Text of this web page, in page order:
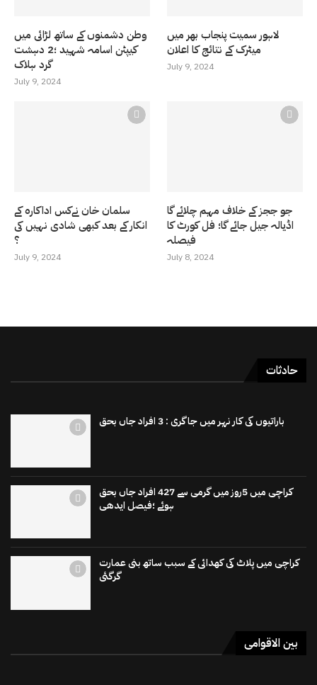
وطن دشمنوں کے ساتھ لڑائی میں
کیپٹن اسامہ شہید ؛2 دہشت
گرد ہلاک
July 9, 2024
لاہور سمیت پنجاب بھر میں
میٹرک کے نتائج کا اعلان
July 9, 2024
سلمان خان نےکس اداکارہ کے
انکار کے بعد کبھی شادی نہیں کی
؟
July 9, 2024
جو ججز کے خلاف مہم چلائے گا
اڈیالہ جیل جائے گا؛ فل کورٹ کا
فیصلہ
July 8, 2024
حادثات
باراتیوں کی کار نہر میں جاگری : 3 افراد جاں بحق
کراچی میں 5روز میں گرمی سے 427 افراد جاں بحق
ہوئے ؛فیصل ایدھی
کراچی میں پلاٹ کی کھدائی کے سبب ساتھ بنی عمارت
گرگئی
بین الاقوامی